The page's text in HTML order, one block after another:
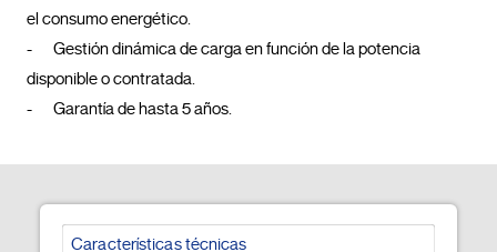
el consumo energético.
-	Gestión dinámica de carga en función de la potencia
disponible o contratada.
Características técnicas